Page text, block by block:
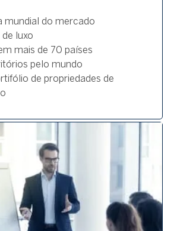
mundial do mercado
luxo
mais de 70 países
pelo mundo
de propriedades de